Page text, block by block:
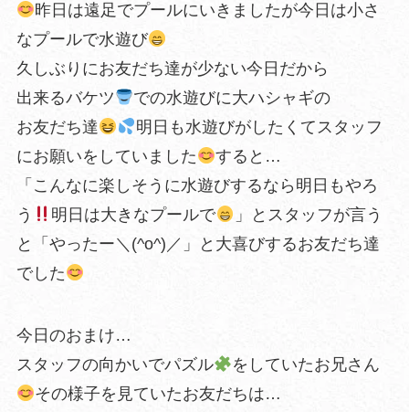
昨日は遠足でプールにいきましたが今日は小さ
なプールで水遊び
久しぶりにお友だち達が少ない今日だから
出来るバケツ
での水遊びに大ハシャギの
お友だち達
明日も水遊びがしたくてスタッフ
にお願いをしていました
すると…
「こんなに楽しそうに水遊びするなら明日もやろ
う
明日は大きなプールで
」とスタッフが言う
と「やったー＼(^o^)／」と大喜びするお友だち達
でした
今日のおまけ…
スタッフの向かいでパズル
をしていたお兄さん
その様子を見ていたお友だちは…